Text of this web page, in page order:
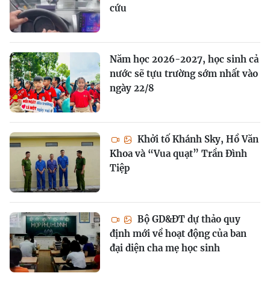
cứu
Năm học 2026-2027, học sinh cả
nước sẽ tựu trường sớm nhất vào
ngày 22/8
Khởi tố Khánh Sky, Hồ Văn
Khoa và “Vua quạt” Trần Đình
Tiệp
Bộ GD&ĐT dự thảo quy
định mới về hoạt động của ban
đại diện cha mẹ học sinh